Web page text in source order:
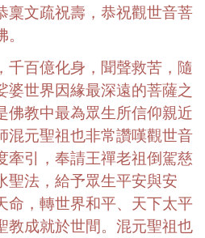
稟文疏祝壽，恭祝觀世音菩
千百億化身，聞聲救苦，隨
婆世界因緣最深遠的菩薩之
佛教中最為眾生所信仰親近
混元聖祖也非常讚嘆觀世音
牽引，奉請王禪老祖倒駕慈
聖法，給予眾生平安與安
命，轉世界和平、天下太平
教成就於世間。混元聖祖也